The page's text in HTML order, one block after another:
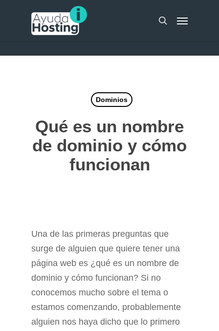
search
Menu
Dominios
Qué es un nombre
de dominio y cómo
funcionan
Una de las primeras preguntas que
surge de alguien que quiere tener una
página web es ¿qué es un nombre de
dominio y cómo funcionan? Si no
conocemos mucho sobre el tema o
estamos comenzando, probablemente
alguien nos haya dicho que lo primero